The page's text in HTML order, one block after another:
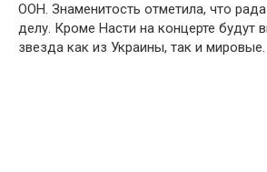
ООН. Знаменитость отметила, что
делу. Кроме Насти на концерте будут
звезда как из Украины, так и мировые.